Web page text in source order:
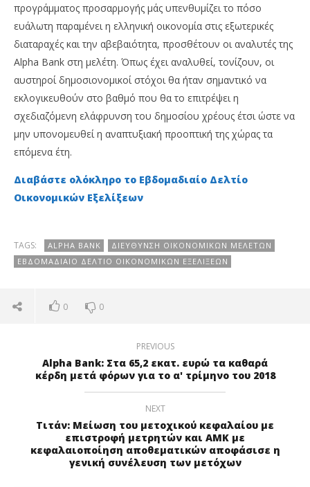
προγράμματος προσαρμογής μάς υπενθυμίζει το πόσο
ευάλωτη παραμένει η ελληνική οικονομία στις εξωτερικές
διαταραχές και την αβεβαιότητα, προσθέτουν οι αναλυτές της
Alpha Bank στη μελέτη. Όπως έχει αναλυθεί, τονίζουν, οι
αυστηροί δημοσιονομικοί στόχοι θα ήταν σημαντικό να
εκλογικευθούν στο βαθμό που θα το επιτρέψει η
σχεδιαζόμενη ελάφρυνση του δημοσίου χρέους έτσι ώστε να
μην υπονομευθεί η αναπτυξιακή προοπτική της χώρας τα
επόμενα έτη.
Διαβάστε ολόκληρο το Εβδομαδιαίο Δελτίο
Οικονομικών Εξελίξεων
TAGS: ALPHA BANK
ΔΙΕΎΘΥΝΣΗ ΟΙΚΟΝΟΜΙΚΏΝ ΜΕΛΕΤΏΝ
ΕΒΔΟΜΑΔΙΑΊΟ ΔΕΛΤΊΟ ΟΙΚΟΝΟΜΙΚΏΝ ΕΞΕΛΊΞΕΩΝ
0 0
PREVIOUS
Alpha Bank: Στα 65,2 εκατ. ευρώ τα καθαρά
κέρδη μετά φόρων για το α' τρίμηνο του 2018
NEXT
Τιτάν: Μείωση του μετοχικού κεφαλαίου με
επιστροφή μετρητών και ΑΜΚ με
κεφαλαιοποίηση αποθεματικών αποφάσισε η
γενική συνέλευση των μετόχων